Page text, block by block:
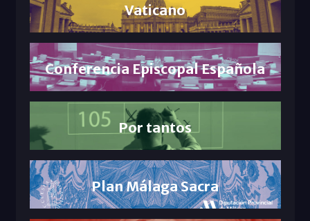
Vaticano
Conferencia Episcopal Española
Por tantos
Plan Málaga Sacra